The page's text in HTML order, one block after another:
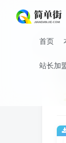
首页
站长加
首页